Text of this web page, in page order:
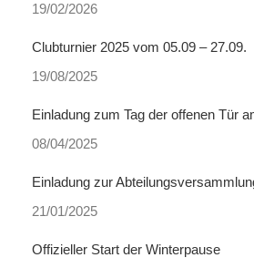
19/02/2026
Clubturnier 2025 vom 05.09 – 27.09.
19/08/2025
Einladung zum Tag der offenen Tür
08/04/2025
Einladung zur
21/01/2025
Offizieller Start der Winterpause